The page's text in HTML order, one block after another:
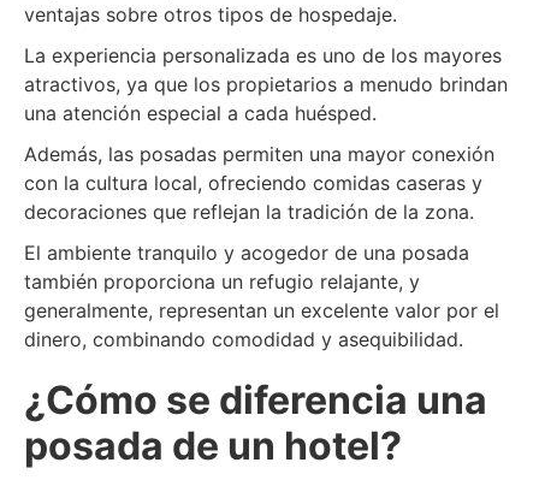
ventajas sobre otros tipos de hospedaje.
La experiencia personalizada es uno de los mayores
atractivos, ya que los propietarios a menudo brindan
una atención especial a cada huésped.
Además, las posadas permiten una mayor conexión
con la cultura local, ofreciendo comidas caseras y
decoraciones que reflejan la tradición de la zona.
El ambiente tranquilo y acogedor de una posada
también proporciona un refugio relajante, y
generalmente, representan un excelente valor por el
dinero, combinando comodidad y asequibilidad.
¿Cómo se diferencia una
posada de un hotel?